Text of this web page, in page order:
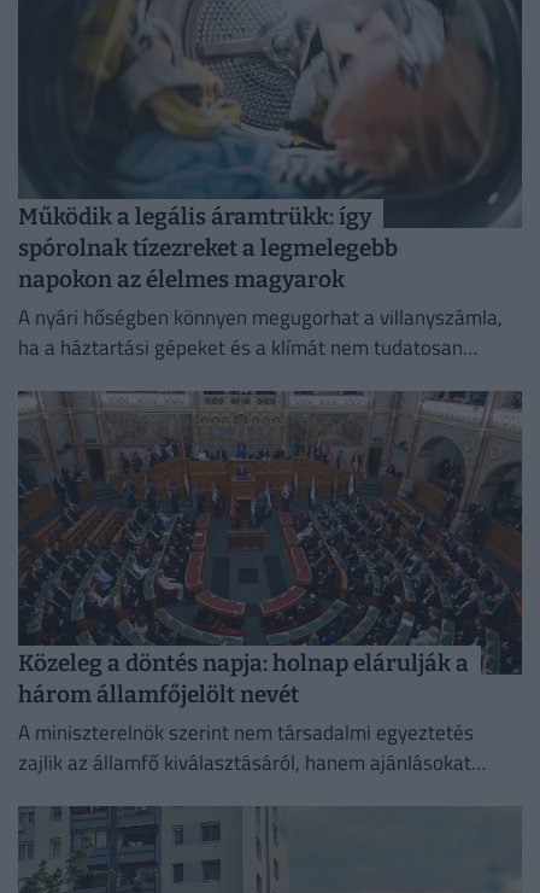
Működik a legális áramtrükk: így
spórolnak tízezreket a legmelegebb
napokon az élelmes magyarok
A nyári hőségben könnyen megugorhat a villanyszámla,
ha a háztartási gépeket és a klímát nem tudatosan
Közeleg a döntés napja: holnap elárulják a
három államfőjelölt nevét
A miniszterelnök szerint nem társadalmi egyeztetés
zajlik az államfő kiválasztásáról, hanem ajánlásokat